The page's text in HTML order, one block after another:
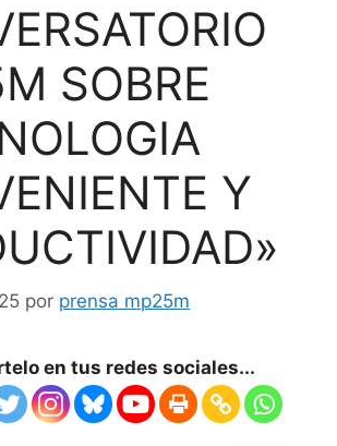
SOBRE
Y
por prensa mp25m
en tus redes sociales...